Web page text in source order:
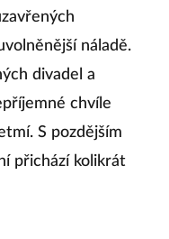
náladě.
divadel a
chvíle
S pozdějším
přichází kolikrát